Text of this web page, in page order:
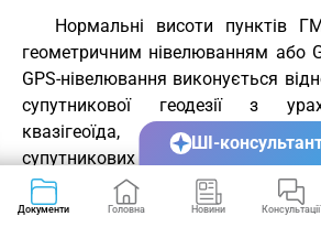
Нормальні висоти пунктів
геометричним нівелюванням або
GPS-нівелювання виконується
супутникової геодезії з
квазігеоїда, визначених
супутникових геодезичних
урахуванням результатів
вимірювань, які забезпечують
Документи Головна Новини Консультації
ШІ-